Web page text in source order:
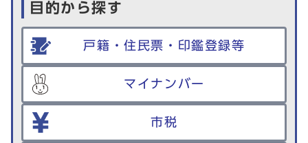
目的から探す
戸籍・住民票・印鑑登録等
マイナンバー
市税